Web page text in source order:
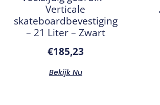
Verticale
skateboardbevestiging
– 21 Liter – Zwart
€185,23
Bekijk Nu